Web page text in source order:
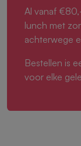
Al vanaf
lunch met
achterwege
Bestellen is
voor elke